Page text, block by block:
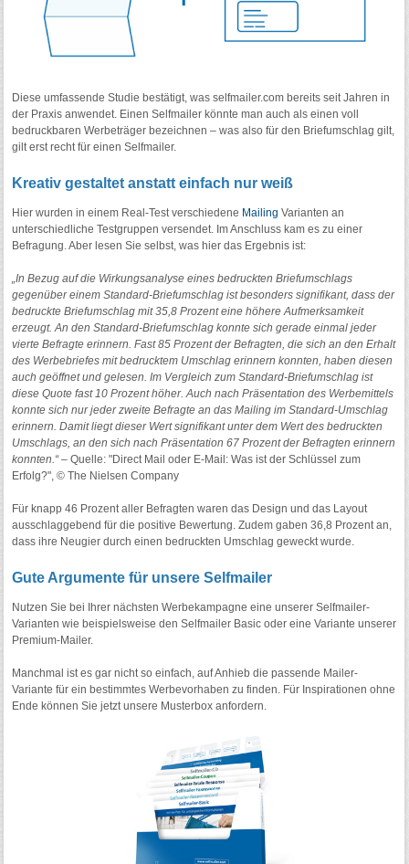
Diese umfassende Studie bestätigt, was selfmailer.com bereits seit Jahren in
der Praxis anwendet. Einen Selfmailer könnte man auch als einen voll
bedruckbaren Werbeträger bezeichnen – was also für den Briefumschlag gilt,
gilt erst recht für einen Selfmailer.
Kreativ gestaltet anstatt einfach nur weiß
Hier wurden in einem Real-Test verschiedene Mailing Varianten an
unterschiedliche Testgruppen versendet. Im Anschluss kam es zu einer
Befragung. Aber lesen Sie selbst, was hier das Ergebnis ist:
„In Bezug auf die Wirkungsanalyse eines bedruckten Briefumschlags
gegenüber einem Standard-Briefumschlag ist besonders signifikant, dass der
bedruckte Briefumschlag mit 35,8 Prozent eine höhere Aufmerksamkeit
erzeugt. An den Standard-Briefumschlag konnte sich gerade einmal jeder
vierte Befragte erinnern. Fast 85 Prozent der Befragten, die sich an den Erhalt
des Werbebriefes mit bedrucktem Umschlag erinnern konnten, haben diesen
auch geöffnet und gelesen. Im Vergleich zum Standard-Briefumschlag ist
diese Quote fast 10 Prozent höher. Auch nach Präsentation des Werbemittels
konnte sich nur jeder zweite Befragte an das Mailing im Standard-Umschlag
erinnern. Damit liegt dieser Wert signifikant unter dem Wert des bedruckten
Umschlags, an den sich nach Präsentation 67 Prozent der Befragten erinnern
konnten.“ –Quelle: "Direct Mail oder E-Mail: Was ist der Schlüssel zum
Erfolg?", © The Nielsen Company
Für knapp 46 Prozent aller Befragten waren das Design und das Layout
ausschlaggebend für die positive Bewertung. Zudem gaben 36,8 Prozent an,
dass ihre Neugier durch einen bedruckten Umschlag geweckt wurde.
Gute Argumente für unsere Selfmailer
Nutzen Sie bei Ihrer nächsten Werbekampagne eine unserer Selfmailer-
Varianten wie beispielsweise den Selfmailer Basic oder eine Variante unserer
Premium-Mailer.
Manchmal ist es gar nicht so einfach, auf Anhieb die passende Mailer-
Variante für ein bestimmtes Werbevorhaben zu finden. Für Inspirationen ohne
Ende können Sie jetzt unsere Musterbox anfordern.